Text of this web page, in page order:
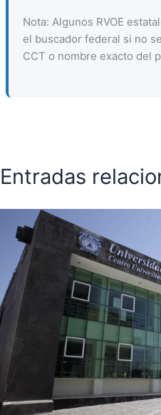
Nota: Algunos RVOE
el buscador federal si no
CCT o nombre exacto del
Entradas